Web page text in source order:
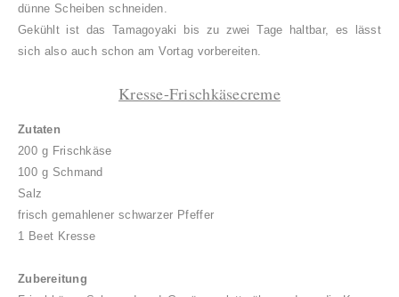
dünne Scheiben schneiden.
Gekühlt ist das Tamagoyaki bis zu zwei Tage haltbar, es lässt
sich also auch schon am Vortag vorbereiten.
Kresse-Frischkäsecreme
Zutaten
200 g Frischkäse
100 g Schmand
Salz
frisch gemahlener schwarzer Pfeffer
1 Beet Kresse
Zubereitung